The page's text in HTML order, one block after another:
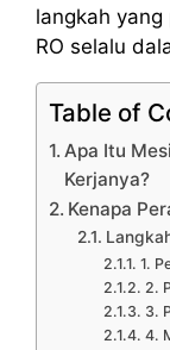
langkah
RO selalu
Table of
Apa Itu
Kerjanya?
Kenapa
1.
2.
3.
4.